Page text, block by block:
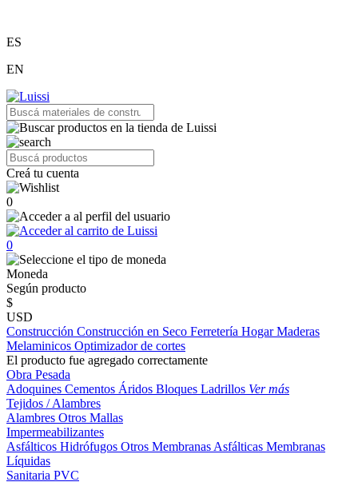
ES
EN
Creá tu cuenta
0
0
Moneda
Según producto
$
USD
Construcción Construcción en Seco Ferretería HogarMaderas
Melaminicos Optimizador de cortes
El producto fue agregado correctamente
Obra Pesada
Adoquines Cementos Áridos Bloques Ladrillos Ver más
Tejidos / Alambres
Alambres Otros Mallas
Impermeabilizantes
Asfálticos Hidrófugos Otros Membranas Asfálticas Membranas
Líquidas
Sanitaria PVC